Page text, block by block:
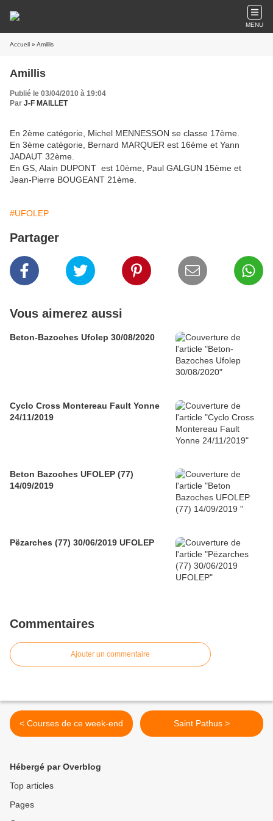
MENU
Accueil » Amillis
Amillis
Publié le 03/04/2010 à 19:04
Par J-F MAILLET
En 2ème catégorie, Michel MENNESSON se classe 17ème.
En 3ème catégorie, Bernard MARQUER est 16ème et Yann
JADAUT 32ème.
En GS, Alain DUPONT est 10ème, Paul GALGUN 15ème et
Jean-Pierre BOUGEANT 21ème.
#UFOLEP
Partager
Vous aimerez aussi
Beton-Bazoches Ufolep 30/08/2020
Cyclo Cross Montereau Fault Yonne
24/11/2019
Beton Bazoches UFOLEP (77)
14/09/2019
Pëzarches (77) 30/06/2019 UFOLEP
Commentaires
Ajouter un commentaire
< Courses de ce week-end Saint Pathus >
Hébergé par Overblog
Top articles
Pages